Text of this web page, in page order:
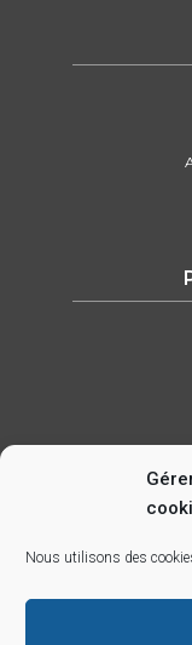
Nous utilisons des